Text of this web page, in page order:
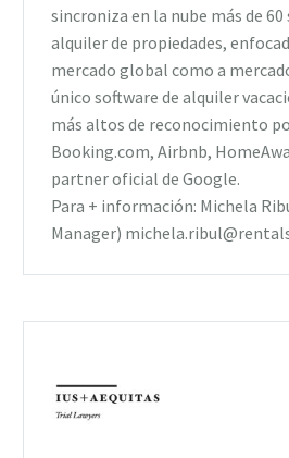
sincroniza en la nube más de
alquiler de propiedades,
mercado global como a
único software de alquiler
más altos de reconocimiento
Booking.com, Airbnb,
partner oficial de Google.
Para + información: Michela
Manager)